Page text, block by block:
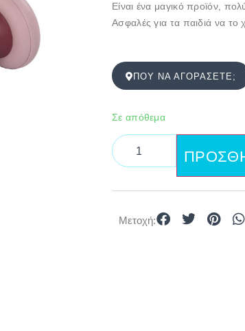
Είναι ένα μαγικό προϊόν,
Ασφαλές για τα παιδιά να το
ΠΟΎ ΝΑ ΑΓΟΡΆΣΕΤΕ;
Σε απόθεμα
Μετοχή: